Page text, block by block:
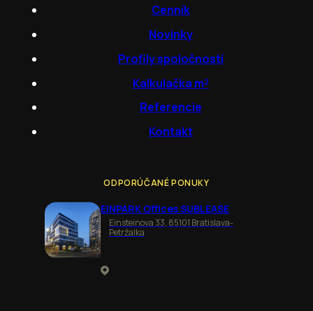
Cenník
Novinky
Profily spoločností
Kalkulačka m²
Referencie
Kontakt
ODPORÚČANÉ PONUKY
EINPARK Offices SUBLEASE
Einsteinova 33, 85101 Bratislava-
Petržalka